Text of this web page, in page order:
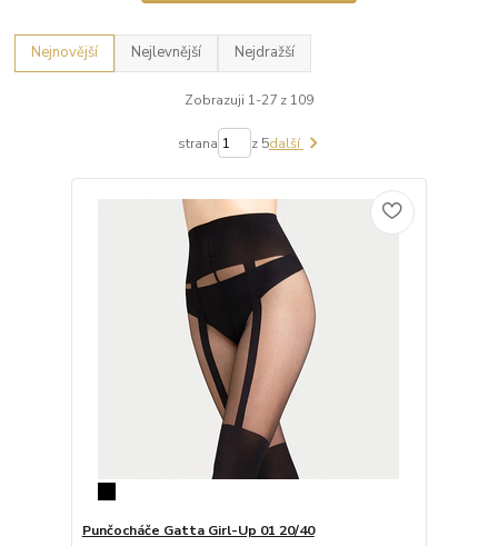
Nejnovější Nejlevnější Nejdražší
Zobrazuji 1-27 z 109
strana z 5další
Punčocháče Gatta Girl-Up 01 20/40